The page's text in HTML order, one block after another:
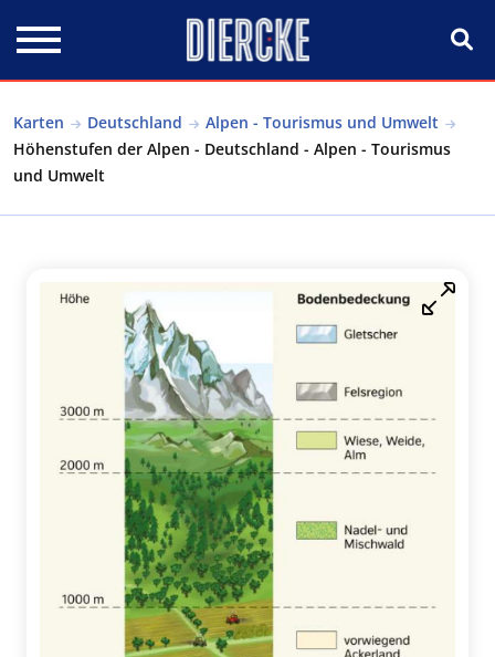
Karten Deutschland
Alpen - Tourismus und Umwelt
Höhenstufen der Alpen - Deutschland - Alpen - Tourismus
und Umwelt